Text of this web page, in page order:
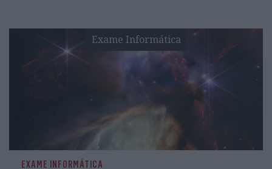
Exame Informática
EXAME INFORMÁTICA